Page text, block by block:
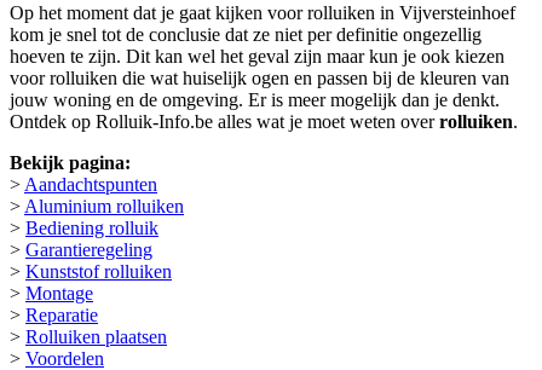
Op het moment dat je gaat kijken voor rolluiken in Vijversteinhoef
kom je snel tot de conclusie dat ze niet per definitie ongezellig
hoeven te zijn. Dit kan wel het geval zijn maar kun je ook kiezen
voor rolluiken die wat huiselijk ogen en passen bij de kleuren van
jouw woning en de omgeving. Er is meer mogelijk dan je denkt.
Ontdek op Rolluik-Info.be alles wat je moet weten overrolluiken.
Bekijk pagina:
> Aandachtspunten
> Aluminium rolluiken
> Bediening rolluik
> Garantieregeling
> Kunststof rolluiken
> Montage
> Reparatie
> Rolluiken plaatsen
> Voordelen